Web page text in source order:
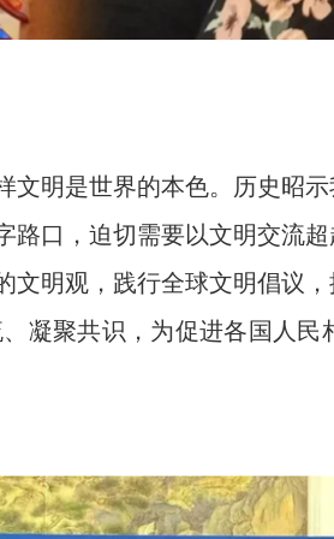
明是世界的本色。历史昭
口，迫切需要以文明交流
明观，践行全球文明倡议
凝聚共识，为促进各国人